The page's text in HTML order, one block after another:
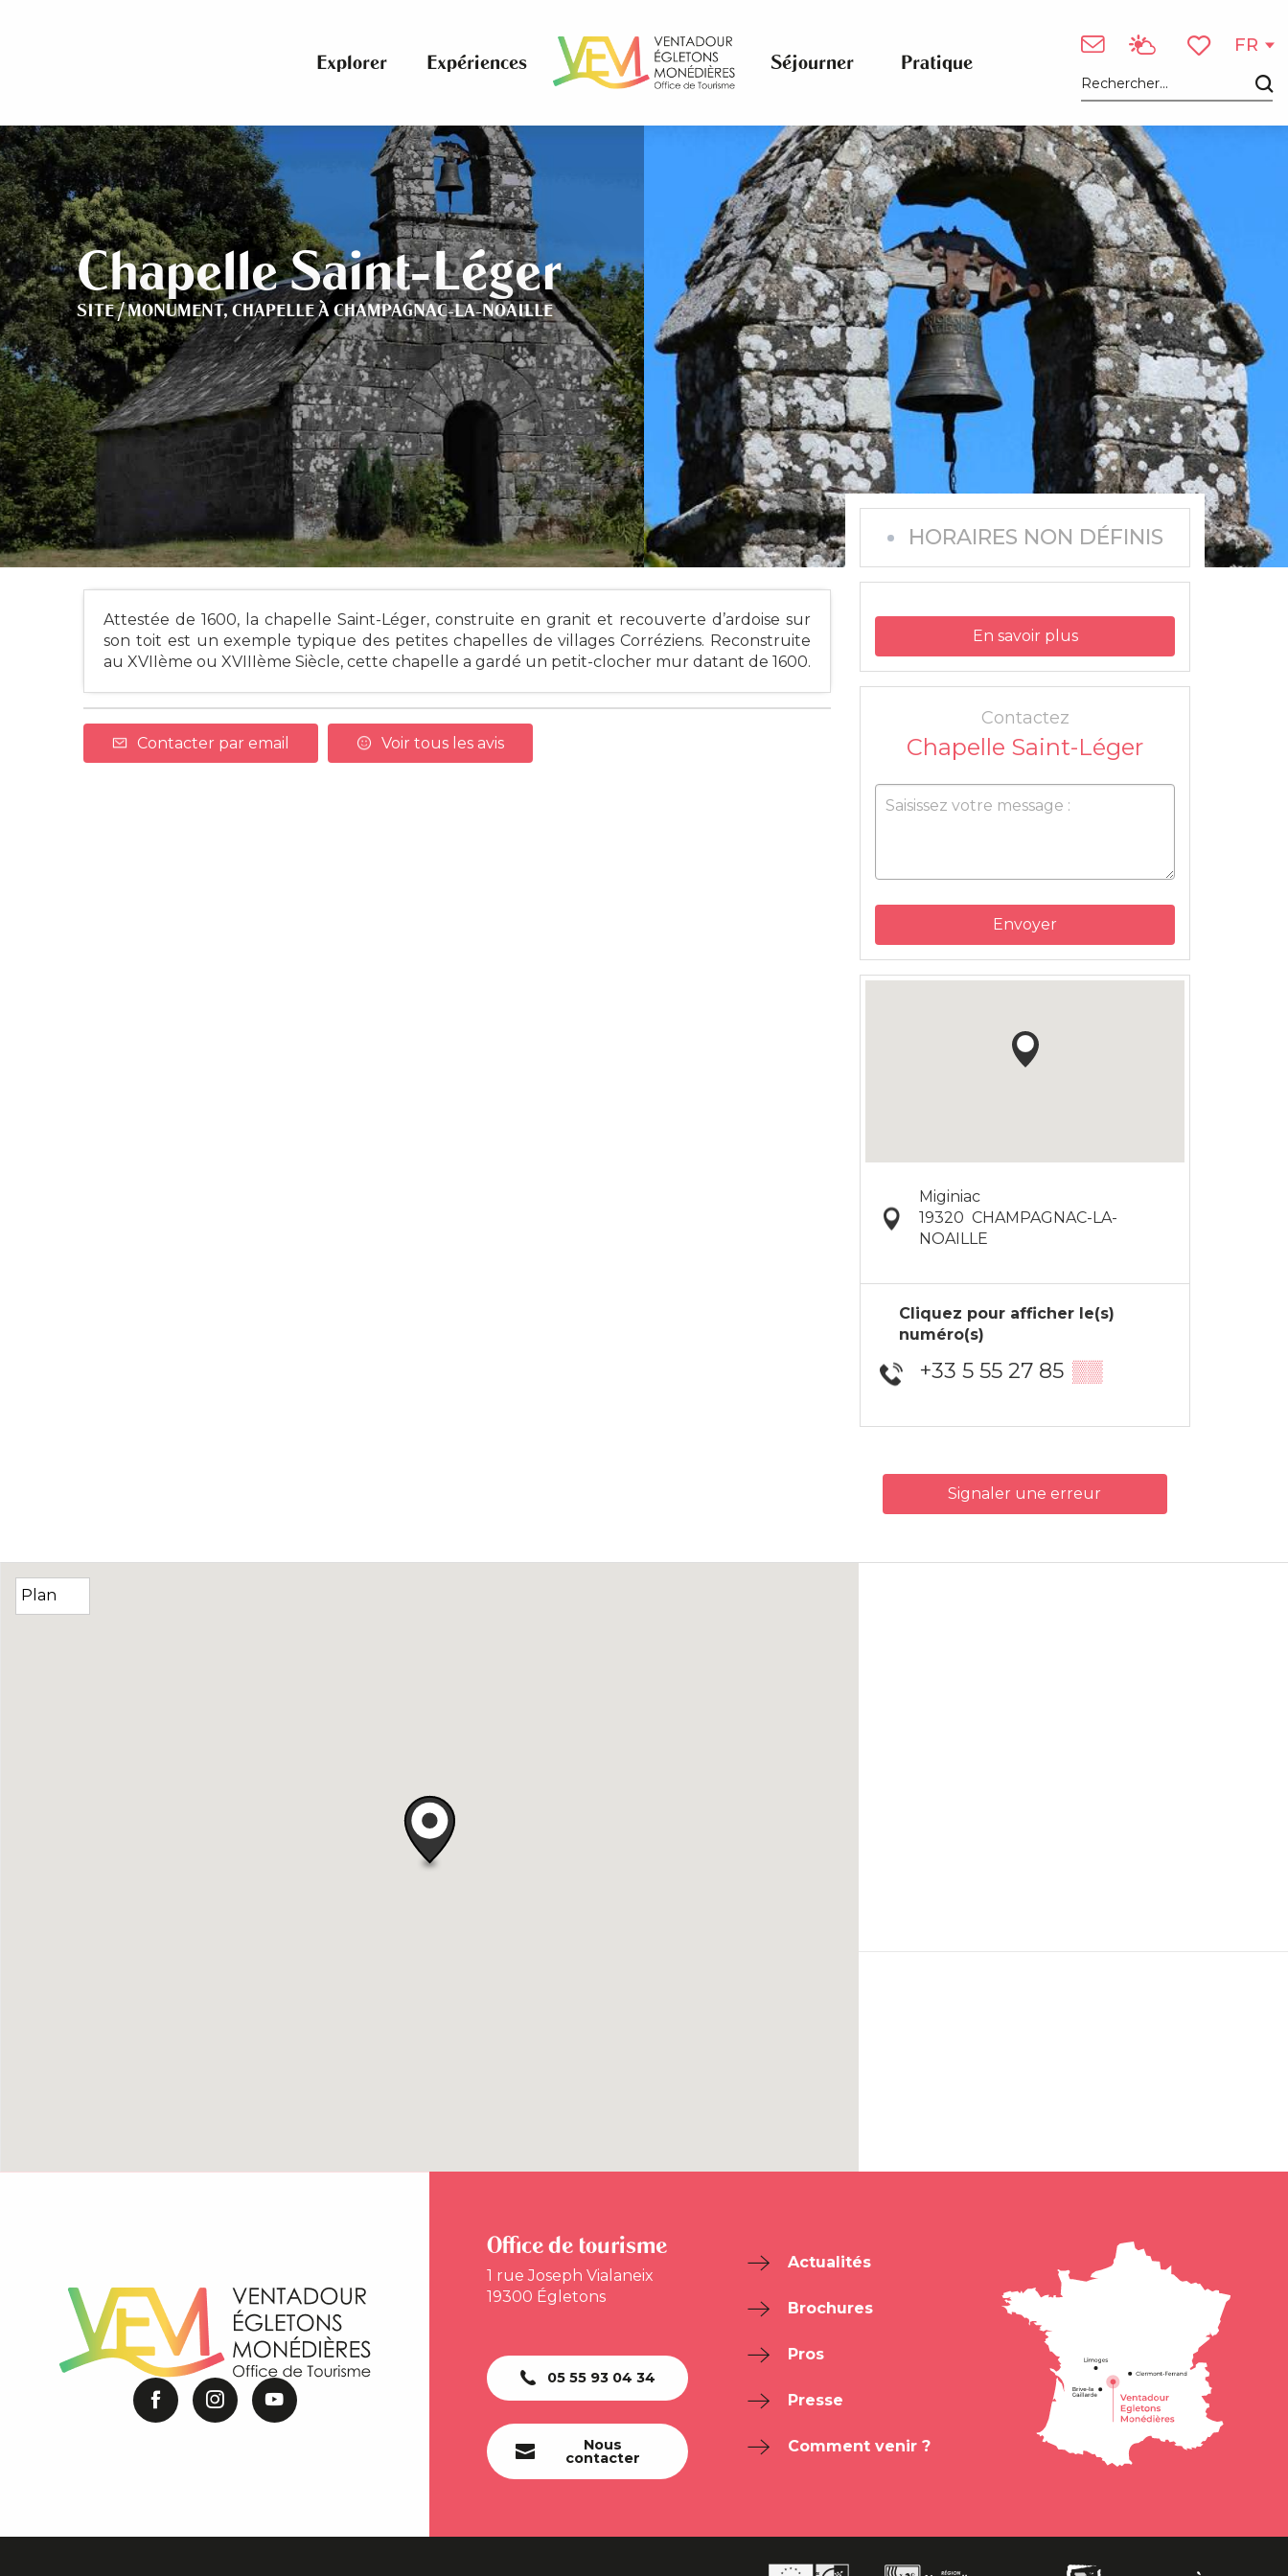
Recherche
FR
Explorer
Expériences Séjourner Pratique
Voir les photos (2)
Chapelle Saint-Léger
SITE / MONUMENT,CHAPELLE À CHAMPAGNAC-LA-NOAILLE
Attestée de 1600, la chapelle Saint-Léger, construite en granit et recouverte d’ardoise sur
son toit est un exemple typique des petites chapelles de villages Corréziens. Reconstruite
au XVIIème ou XVIIIème Siècle, cette chapelle a gardé un petit-clocher mur datant de 1600.
Contacter par email Voir tous les avis
HORAIRES NON DÉFINIS
En savoir plus
Contactez
Chapelle Saint-Léger
Envoyer
Miginiac
19320 CHAMPAGNAC-LA-
NOAILLE
Cliquez pour afficher le(s)
numéro(s)
+33 5 55 27 85 ▒▒
Signaler une erreur
Office de tourisme
1 rue Joseph Vialaneix
19300 Égletons
05 55 93 04 34
Nous
contacter
Actualités
Brochures
Pros
Presse
Comment venir ?